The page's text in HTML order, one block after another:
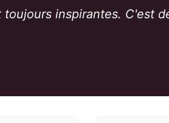
inspirantes. C'est